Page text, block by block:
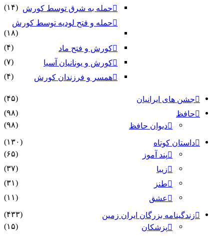
حمله به شرق توسط کورش (۱۴)
حمله و فتح لودیه توسط کورش
(۱۸)
کورش و فتح ماد
(۴)
کورش و یونانیان آسیا
(۷)
همسر و فرزندان کورش
(۴)
جشن های ایرانیان
(۴۵)
حافظ
(۹۸)
دیوان حافظ
(۹۸)
داستان کوتاه
(۱۳۰)
پند آموز
(۶۵)
زیبا
(۳۷)
طنز
(۳۱)
عشق
(۱۱)
زندگینامه بزرگان ایران زمین
(۴۳۳)
پزشکان
(۱۵)